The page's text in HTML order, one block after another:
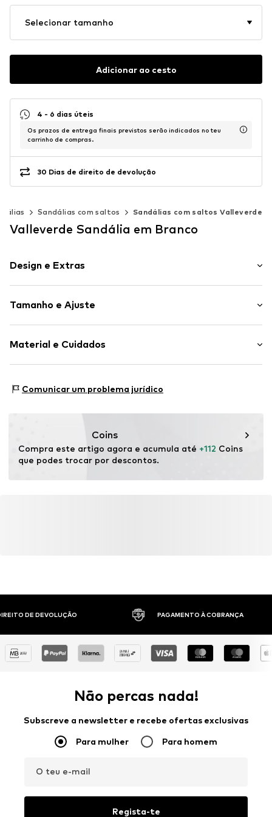
Selecionar tamanho
Adicionar ao cesto
4 - 6 dias úteis
Os prazos de entrega finais previstos serão indicados no teu
carrinho de compras.
30 Dias de direito de devolução
Sandálias com saltos Sandálias com saltos Valleverde
Valleverde Sandália em Branco
Design e Extras
Couro
Tacão largo
Com plataforma
Tamanho e Ajuste
Material e Cuidados
Forro: Couro
Comunicar um problema jurídico
Coins
Compra este artigo agora e acumula até +112 Coins
que podes trocar por descontos.
DE DEVOLUÇÃO PAGAMENTO À COBRANÇA
Não percas nada!
Subscreve a newsletter e recebe ofertas exclusivas
Para mulher Para homem
O teu e-mail
Regista-te